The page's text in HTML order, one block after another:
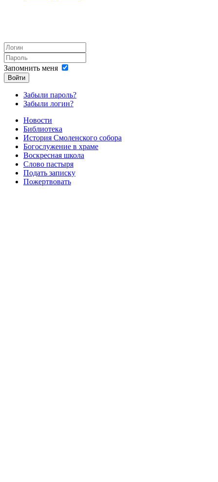
Запомнить меня
Войти
Забыли пароль?
Забыли логин?
Новости
Библиотека
История Смоленского собора
Богослужение в храме
Воскресная школа
Слово пастыря
Подать записку
Пожертвовать